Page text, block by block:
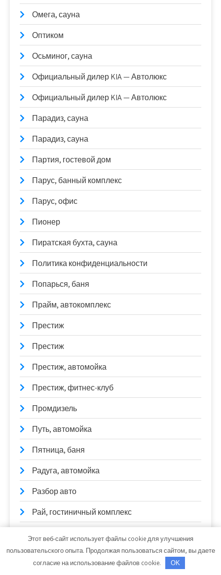
Омега, сауна
Оптиком
Осьминог, сауна
Официальный дилер KIA — Автолюкс
Официальный дилер KIA — Автолюкс
Парадиз, сауна
Парадиз, сауна
Партия, гостевой дом
Парус, банный комплекс
Парус, офис
Пионер
Пиратская бухта, сауна
Политика конфиденциальности
Попарься, баня
Прайм, автокомплекс
Престиж
Престиж
Престиж, автомойка
Престиж, фитнес-клуб
Промдизель
Путь, автомойка
Пятница, баня
Радуга, автомойка
Разбор авто
Рай, гостиничный комплекс
Ремонт авто
Этот веб-сайт использует файлы cookie для улучшения
пользовательского опыта. Продолжая пользоваться сайтом, вы даете
согласие на использование файлов cookie.
OK